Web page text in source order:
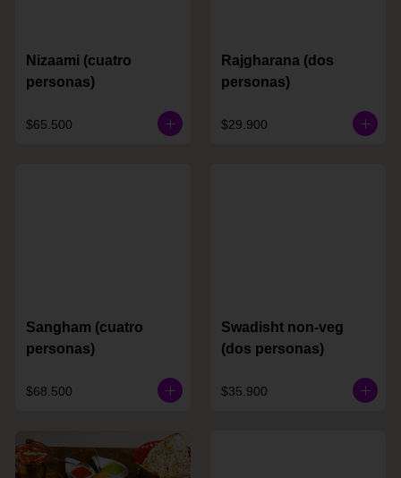
Nizaami (cuatro
personas)
$65.500
Rajgharana (dos
personas)
$29.900
Sangham (cuatro
personas)
$68.500
Swadisht non-veg
(dos personas)
$35.900